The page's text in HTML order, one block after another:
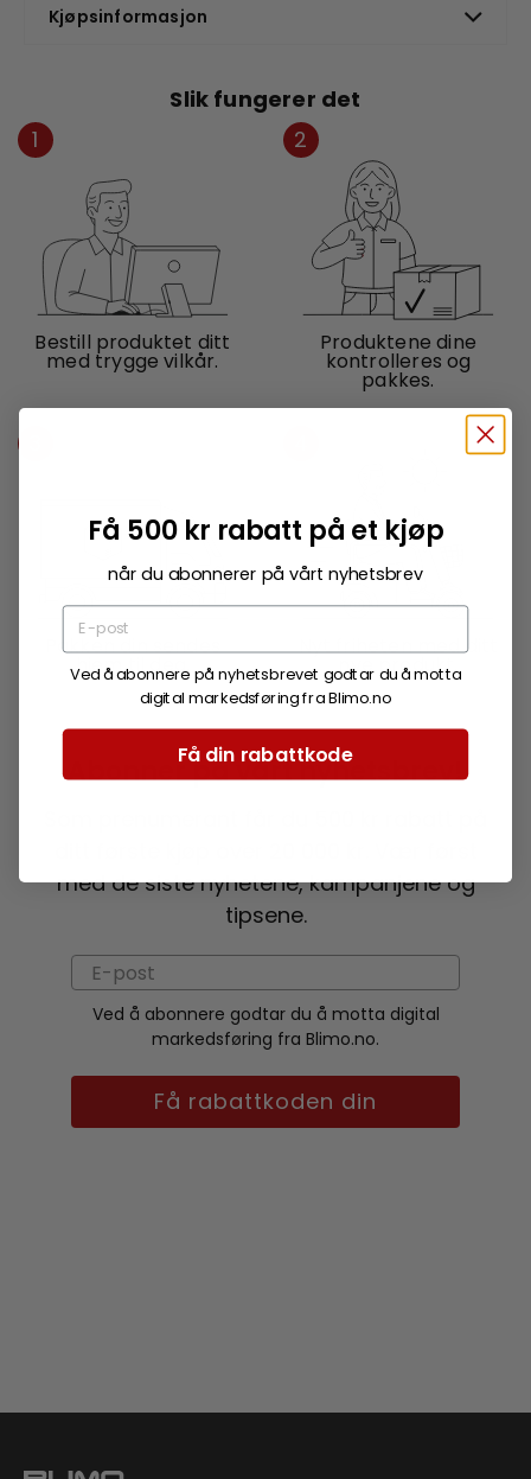
Kjøpsinformasjon
Slik fungerer det
1
Bestill produktet ditt
med trygge vilkår.
2
Produktene dine
kontrolleres og
pakkes.
Pakken din sendes
hjem til deg.
Nyt friheten med ditt
nye produkt.
Abonner på vårt nyhetsbrev!
med de siste nyhetene, kampanjene og
tipsene.
Ved å abonnere godtar du å motta digital
markedsføring fra Blimo.no.
Få rabattkoden din
Få 500 kr rabatt på et kjøp
når du abonnerer på vårt nyhetsbrev
Ved å abonnere på nyhetsbrevet godtar du å motta
digital markedsføring fra Blimo.no
Få din rabattkode